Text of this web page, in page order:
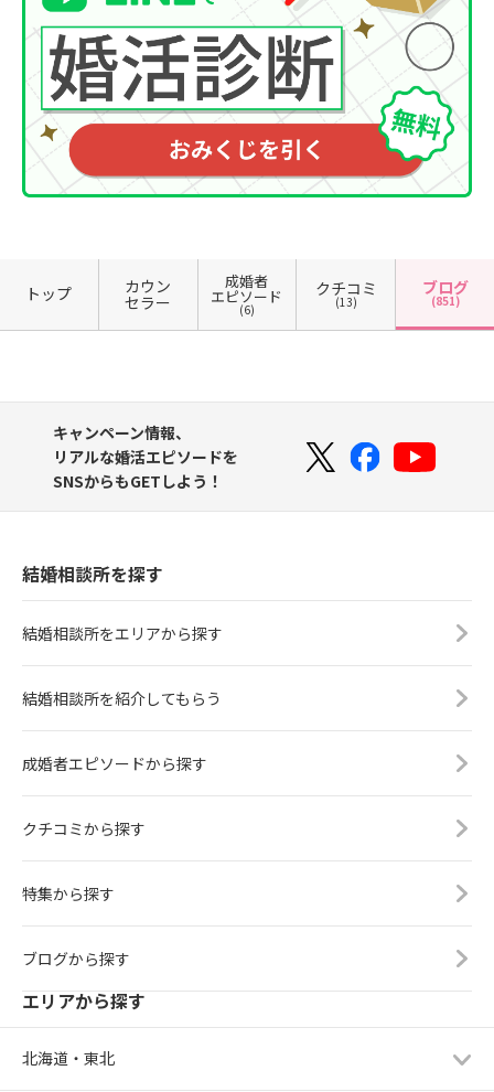
トップ カウン
セラー
成婚者
エピソード
(6)
クチコミ
(13)
ブログ
(851)
キャンペーン情報、
リアルな婚活エピソードを
SNSからもGETしよう！
結婚相談所を探す
結婚相談所をエリアから探す
結婚相談所を紹介してもらう
成婚者エピソードから探す
クチコミから探す
特集から探す
ブログから探す
エリアから探す
北海道・東北